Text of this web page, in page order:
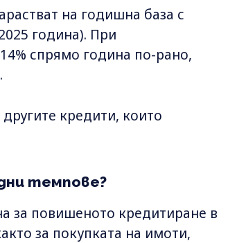
на годишна база с
година). При
спрямо година по-рано,
кредити, които
темпове?
за повишеното кредитиране в
за покупката на имоти,